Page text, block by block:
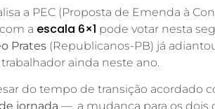
a PEC (Proposta de Emenda à
a escala 6×1 pode votar nesta
Prates (Republicanos-PB) já
ainda neste ano.
do tempo de transição acordado
jornada —, a mudança para os dois